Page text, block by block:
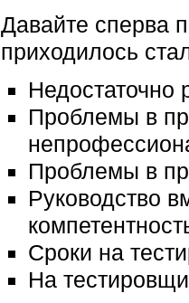
Давайте сперва
приходилось
Недостаточно
Проблемы в
Проблемы в
Руководство
Сроки на
На